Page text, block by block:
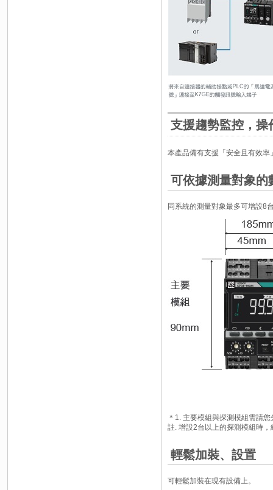
支援趨勢監控，操
本產品備有支援「安全且有效
可依據測量對象的
同系統的測量對象最多可增設8
＊1. 主要模組與探測模組需請
註. 增設2台以上的探測模組時
輕鬆加裝、設置
可輕鬆加裝在現有設備上。